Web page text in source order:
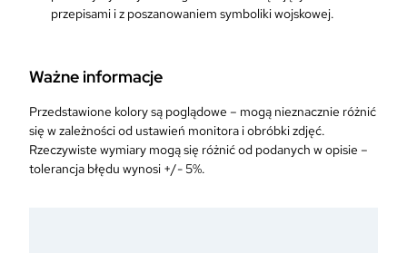
przepisami i z poszanowaniem symboliki wojskowej.
Ważne informacje
Przedstawione kolory są poglądowe – mogą nieznacznie różnić
się w zależności od ustawień monitora i obróbki zdjęć.
Rzeczywiste wymiary mogą się różnić od podanych w opisie –
tolerancja błędu wynosi +/- 5%.